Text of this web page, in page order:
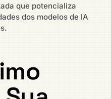
que potencializa
dos modelos de IA